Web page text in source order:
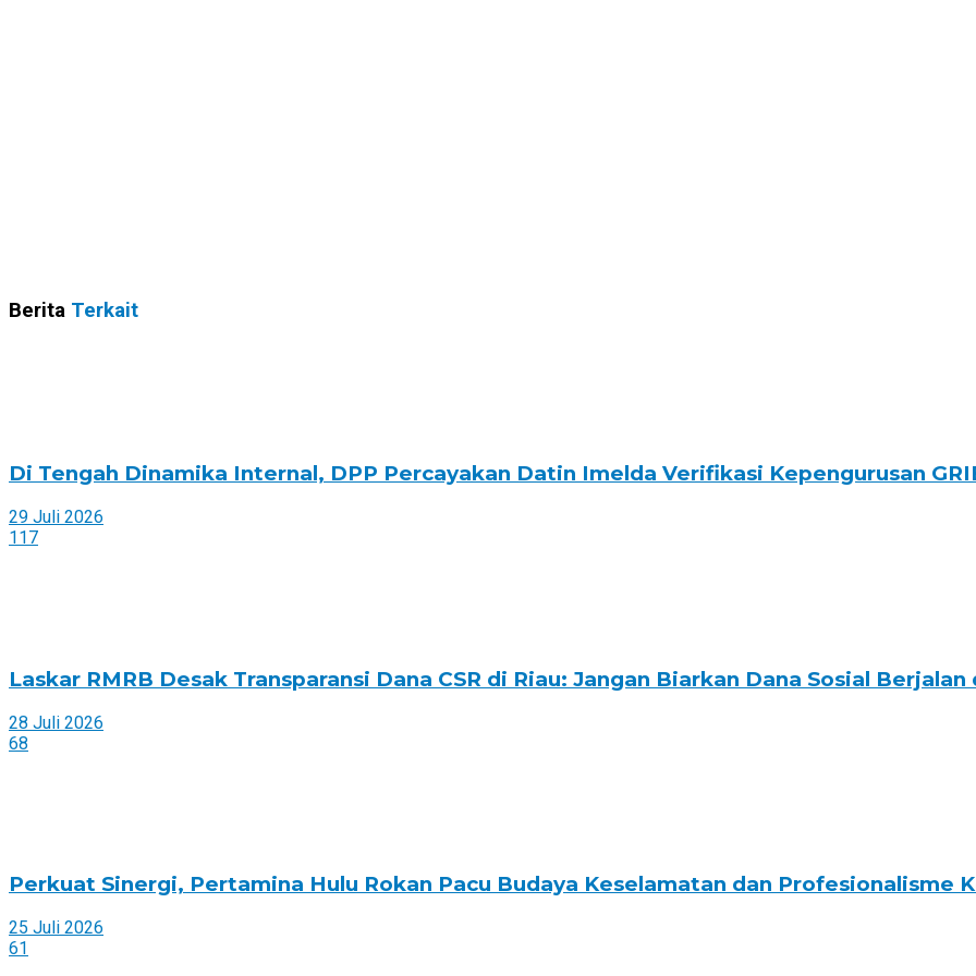
Berita Terkait
Di Tengah Dinamika Internal, DPP Percayakan Datin Imelda Verifikasi Kepengurusan
29 Juli 2026
117
Laskar RMRB Desak Transparansi Dana CSR di Riau: Jangan Biarkan Dana Sosial Berjalan
28 Juli 2026
68
Perkuat Sinergi, Pertamina Hulu Rokan Pacu Budaya Keselamatan dan Profesionalisme
25 Juli 2026
61